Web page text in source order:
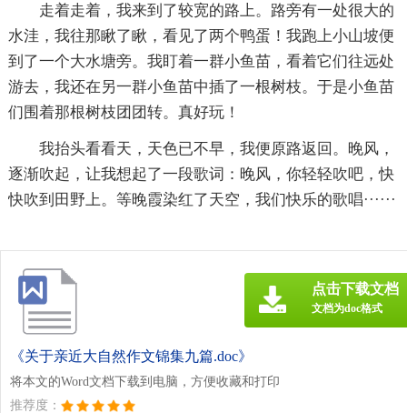
走着走着，我来到了较宽的路上。路旁有一处很大的
水洼，我往那瞅了瞅，看见了两个鸭蛋！我跑上小山坡便
到了一个大水塘旁。我盯着一群小鱼苗，看着它们往远处
游去，我还在另一群小鱼苗中插了一根树枝。于是小鱼苗
们围着那根树枝团团转。真好玩！
我抬头看看天，天色已不早，我便原路返回。晚风，
逐渐吹起，让我想起了一段歌词：晚风，你轻轻吹吧，快
快吹到田野上。等晚霞染红了天空，我们快乐的歌唱······
《关于亲近大自然作文锦集九篇.doc》
将本文的Word文档下载到电脑，方便收藏和打印
推荐度：
点击下载文档
文档为doc格式